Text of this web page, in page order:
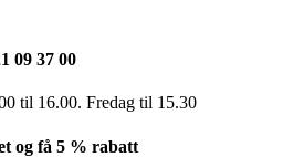
09 37 00
til 16.00. Fredag til 15.30
og få 5 % rabatt